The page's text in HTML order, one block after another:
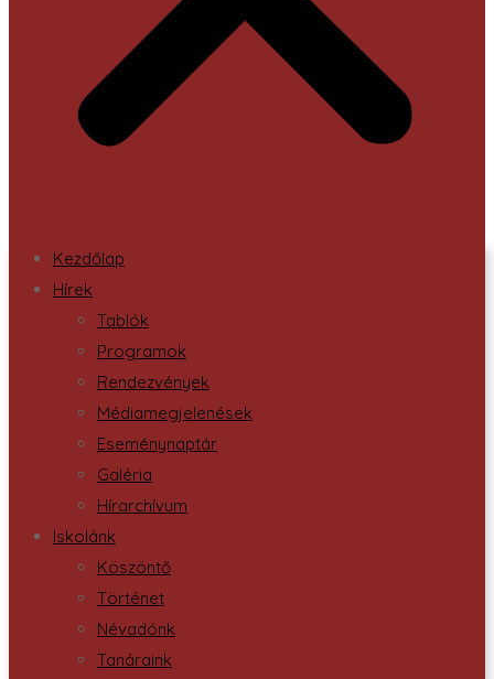
Kezdőlap
Hírek
Tablók
Programok
Rendezvények
Médiamegjelenések
Eseménynaptár
Galéria
Hírarchívum
Iskolánk
Köszöntő
Történet
Névadónk
Tanáraink